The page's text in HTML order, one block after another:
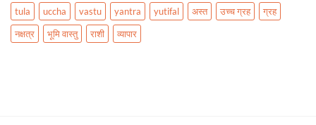
tula
uccha vastu yantra yutifal अस्त उच्च ग्रह
ग्रह
नक्षत्र
भूमि वास्तु राशी व्यापार